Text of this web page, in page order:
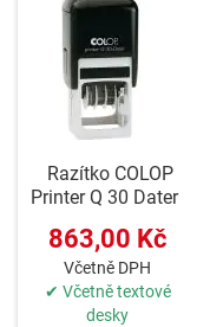
Razítko COLOP
Printer Q 30 Dater
863,00 Kč
Včetně DPH
✔ Včetně textové
desky